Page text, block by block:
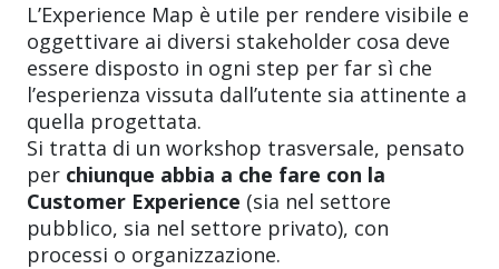
L’Experience Map è utile per rendere visibile e
oggettivare ai diversi stakeholder cosa deve
essere disposto in ogni step per far sì che
l’esperienza vissuta dall’utente sia attinente a
quella progettata.
Si tratta di un workshop trasversale, pensato
per chiunque abbia a che fare con la
Customer Experience (sia nel settore
pubblico, sia nel settore privato), con
processi o organizzazione.